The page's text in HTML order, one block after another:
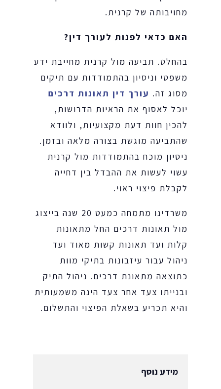
מחויבותה של קרנית.
האם כדאי לפנות לעורך דין?
בהחלט. תביעה מול קרנית מחייבת ידע
משפטי וניסיון בהתמודדות עם תיקים
מסוג זה. עורך דין תאונות דרכים
יוכל לאסוף את הראיות הדרושות,
להכין חוות דעת מקצועיות, ולוודא
שהתביעה מוגשת בצורה מלאה ובזמן.
ניסיון מוכח בהתמודדות מול קרנית
עשוי לעשות את ההבדל בין דחייה
לקבלת פיצוי ראוי.
משרדינו מתמחה כמעט 20 שנה בייצוג
מול תאונות דרכים החל מתאונות
קלות ועד תאונות קשות מאוד ועד
ניהול עבור עיזבונות בתיקי מוות
כתוצאה מתאונת דרכים. ניהול התיק
ובנייתו צעד אחר צעד הינה משמעותית
והיא תכריע בשאלת הפיצוי והתשלום.
מידע נוסף